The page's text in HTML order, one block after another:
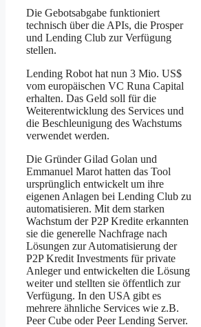
Die Gebotsabgabe funktioniert
technisch über die APIs, die Prosper
und Lending Club zur Verfügung
stellen.
Lending Robot hat nun 3 Mio. US$
vom europäischen VC Runa Capital
erhalten. Das Geld soll für die
Weiterentwicklung des Services und
die Beschleunigung des Wachstums
verwendet werden.
Die Gründer Gilad Golan und
Emmanuel Marot hatten das Tool
ursprünglich entwickelt um ihre
eigenen Anlagen bei Lending Club zu
automatisieren. Mit dem starken
Wachstum der P2P Kredite erkannten
sie die generelle Nachfrage nach
Lösungen zur Automatisierung der
P2P Kredit Investments für private
Anleger und entwickelten die Lösung
weiter und stellten sie öffentlich zur
Verfügung. In den USA gibt es
mehrere ähnliche Services wie z.B.
Peer Cube oder Peer Lending Server.